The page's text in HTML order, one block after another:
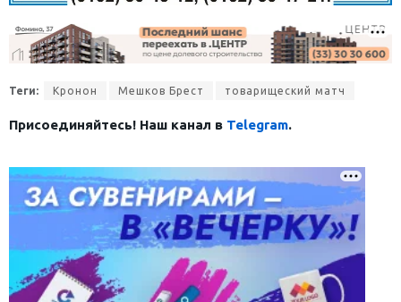
Теги: Кронон Мешков Брест товарищеский матч
Присоединяйтесь! Наш канал в Telegram.